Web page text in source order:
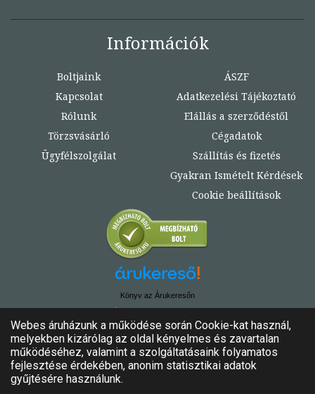
Információk
Boltjaink
Kapcsolat
Rólunk
Törzsvásárló
Ügyfélszolgálat
ÁSZF
Adatkezelési Tájékoztató
Elállás a szerződéstől
Cégadatok
Szállítás és fizetés
Gyakran Ismételt Kérdések
Cookie beállítások
Könyv az Árukeresőn